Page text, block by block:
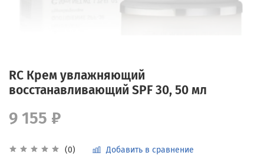
RC Крем увлажняющий
восстанавливающий SPF 30, 50 мл
(0) Добавить в сравнение
9 155 ₽